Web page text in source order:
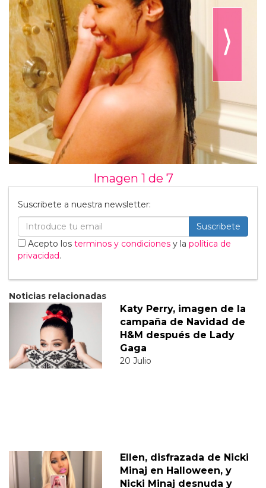
⟩
Imagen 1 de 7
Suscribete a nuestra newsletter:
Suscribete
Acepto los terminos y condiciones y la política de
privacidad.
Noticias relacionadas
Katy Perry, imagen de la
campaña de Navidad de
H&M después de Lady
Gaga
20 Julio
Ellen, disfrazada de Nicki
Minaj en Halloween, y
Nicki Minaj desnuda y